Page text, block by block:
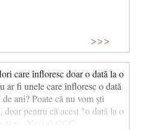
>>>
care înfloresc doar o dată la o
ar fi unele care înfloresc o dată
ani? Poate că nu vom şti
doar pentru că acest "o dată la o
(Noi) © CCC